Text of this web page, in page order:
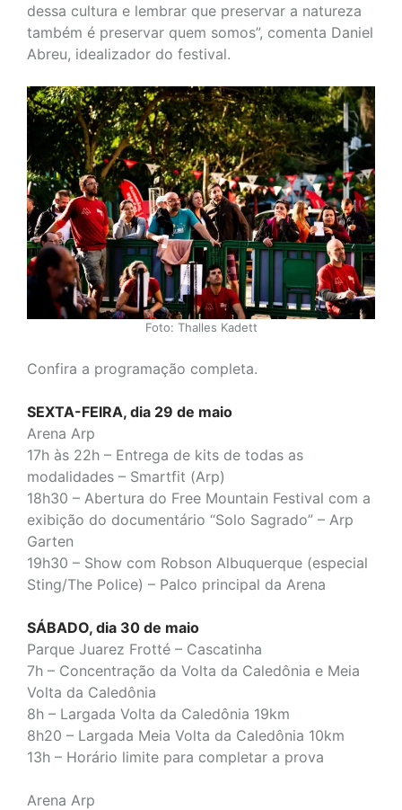
dessa cultura e lembrar que preservar a natureza
também é preservar quem somos”, comenta Daniel
Abreu, idealizador do festival.
Foto: Thalles Kadett
Confira a programação completa.
SEXTA-FEIRA, dia 29 de maio
Arena Arp
17h às 22h – Entrega de kits de todas as
modalidades – Smartfit (Arp)
18h30 – Abertura do Free Mountain Festival com a
exibição do documentário “Solo Sagrado” – Arp
Garten
19h30 – Show com Robson Albuquerque (especial
Sting/The Police) – Palco principal da Arena
SÁBADO, dia 30 de maio
Parque Juarez Frotté – Cascatinha
7h – Concentração da Volta da Caledônia e Meia
Volta da Caledônia
8h – Largada Volta da Caledônia 19km
8h20 – Largada Meia Volta da Caledônia 10km
13h – Horário limite para completar a prova
Arena Arp